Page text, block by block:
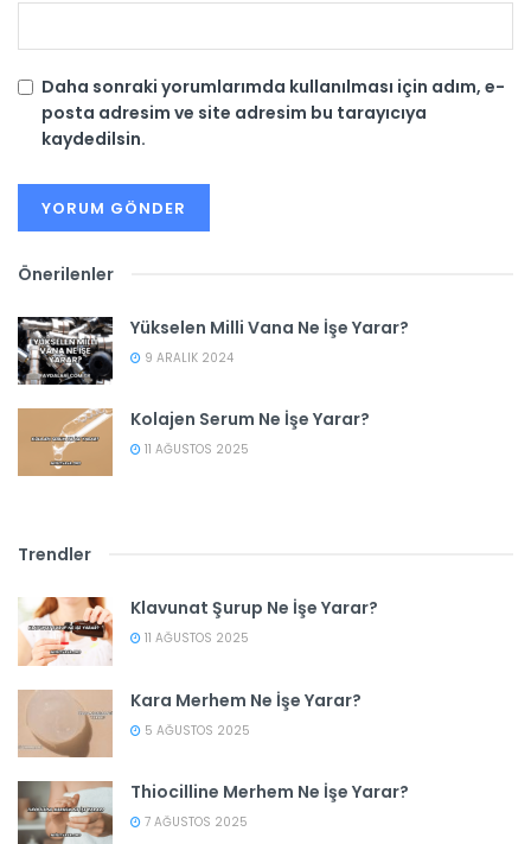
Daha sonraki yorumlarımda kullanılması için adım, e-
posta adresim ve site adresim bu tarayıcıya
kaydedilsin.
Önerilenler
Yükselen Milli Vana Ne İşe Yarar?
9 ARALIK 2024
Kolajen Serum Ne İşe Yarar?
11 AĞUSTOS 2025
Trendler
Klavunat Şurup Ne İşe Yarar?
11 AĞUSTOS 2025
Kara Merhem Ne İşe Yarar?
5 AĞUSTOS 2025
Thiocilline Merhem Ne İşe Yarar?
7 AĞUSTOS 2025